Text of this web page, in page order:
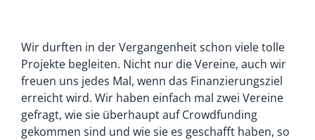
Wir durften in der Vergangenheit schon viele tolle
Projekte begleiten. Nicht nur die Vereine, auch wir
freuen uns jedes Mal, wenn das Finanzierungsziel
erreicht wird. Wir haben einfach mal zwei Vereine
gefragt, wie sie überhaupt auf Crowdfunding
gekommen sind und wie sie es geschafft haben, so